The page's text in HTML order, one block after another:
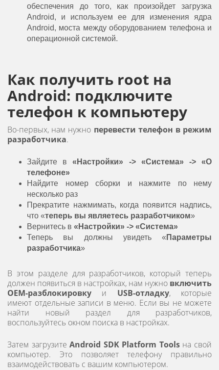
обеспечения до того, как произойдет загрузка
Android, и используем ее для изменения ядра
Android, моста между оборудованием телефона и
операционной системой.
Как получить root на
Android: подключите
телефон к компьютеру
Во-первых, нам нужно перевести телефон в режим
разработчика.
Зайдите в«Настройки» -> «Система» -> «О
телефоне»
Найдите номер сборки и нажмите по нему
несколько раз
Прекратите нажмимать, когда появится надпись,
что «теперь вы являетесь разработчиком»
Вернитесь в «Настройки» -> «Система»
Теперь вы должны увидеть « Параметры
разработчика»
В этом разделе для разработчиков, который теперь
должен появиться в настройках, нам нужно включить
OEM-разблокировку и USB-отладку, которые
имеют отдельные записи в меню. Если вы не можете
найти новый раздел для разработчиков,
воспользуйтесь окном поиска в настройках.
Затем загрузитеAndroid SDK Platform Toolsна свой
компьютер. Это позволяет телефону правильно
взаимодействовать с вашим компьютером.